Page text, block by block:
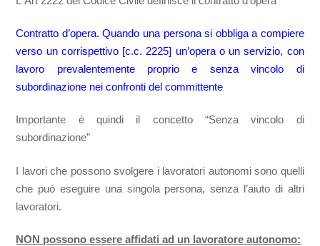
Contratto d’opera. Quando una persona si obbliga a compiere
verso un corrispettivo [c.c. 2225] un’opera o un servizio, con
lavoro prevalentemente proprio e senza vincolo di
subordinazione nei confronti del committente
Importante è quindi il concetto “Senza vincolo di
subordinazione”
I lavori che possono svolgere i lavoratori autonomi sono quelli
che può eseguire una singola persona, senza l’aiuto di altri
lavoratori.
NON possono essere affidati ad un lavoratore autonomo: